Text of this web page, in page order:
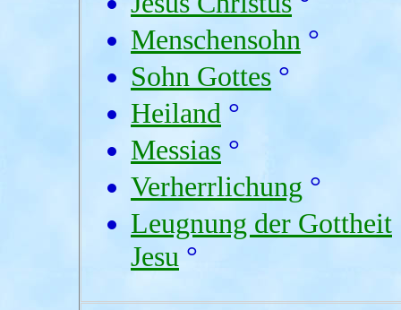
Menschensohn °
Sohn Gottes °
Heiland °
Messias °
Verherrlichung °
Leugnung der Gottheit
Jesu °